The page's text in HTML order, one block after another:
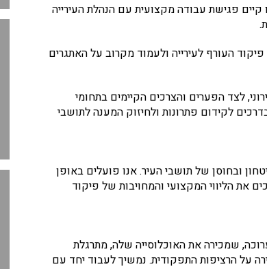
פגישת עבודה מקצועית עם הנהלת העירייה
העורף לעירייה ולעמוד מקרוב על האתגרים
לצד הפערים והצרכים הקיימים בתחומי
לקידום פתרונות ולחיזוק המענה לתושבי
ובחוסן של תושבי העיר. אנו פועלים באופן
את הליווי המקצועי והמחויבות של פיקוד
שמכירה את האוכלוסייה שלה, מתרגלת
על הרציפות התפקודית. נמשיך לעבוד יחד עם